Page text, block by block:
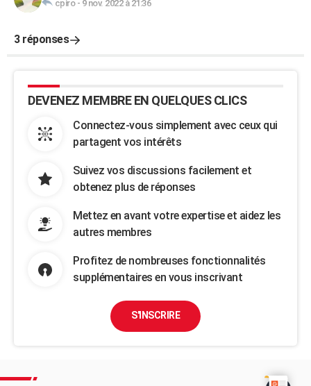
cpiro- 9 nov. 2022 à 21:36
3 réponses
DEVENEZ MEMBRE EN QUELQUES CLICS
Connectez-vous simplement avec ceux qui
partagent vos intérêts
Suivez vos discussions facilement et
obtenez plus de réponses
Mettez en avant votre expertise et aidez les
autres membres
Profitez de nombreuses fonctionnalités
supplémentaires en vous inscrivant
S'INSCRIRE